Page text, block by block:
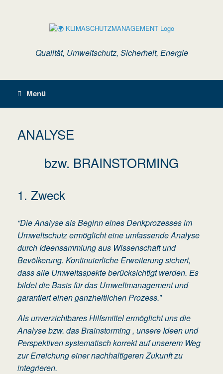
Qualität, Umweltschutz, Sicherheit, Energie
Menü
ANALYSE
bzw. BRAINSTORMING
1. Zweck
“Die Analyse als Beginn eines Denkprozesses im
Umweltschutz ermöglicht eine umfassende Analyse
durch Ideensammlung aus Wissenschaft und
Bevölkerung. Kontinuierliche Erweiterung sichert,
dass alle Umweltaspekte berücksichtigt werden. Es
bildet die Basis für das Umweltmanagement und
garantiert einen ganzheitlichen Prozess.”
Als unverzichtbares Hilfsmittel ermöglicht uns die
Analyse bzw. das Brainstorming, unsere Ideen und
Perspektiven systematisch korrekt auf unserem Weg
zur Erreichung einer nachhaltigeren Zukunft zu
integrieren.